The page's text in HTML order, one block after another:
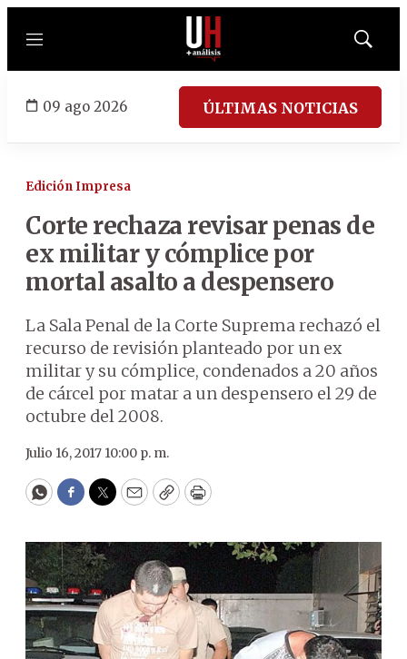
Menú
Mostrar
09 ago 2026 ÚLTIMAS NOTICIAS
Edición Impresa
Corte rechaza revisar penas de
ex militar y cómplice por
mortal asalto a despensero
La Sala Penal de la Corte Suprema rechazó el
recurso de revisión planteado por un ex
militar y su cómplice, condenados a 20 años
de cárcel por matar a un despensero el 29 de
octubre del 2008.
Julio 16, 2017 10:00 p. m.
WhatsApp
Facebook
Twitter
EmailCopyPrint